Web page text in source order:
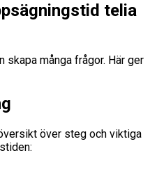
telia
skapa många frågor. Här ger
över steg och viktiga